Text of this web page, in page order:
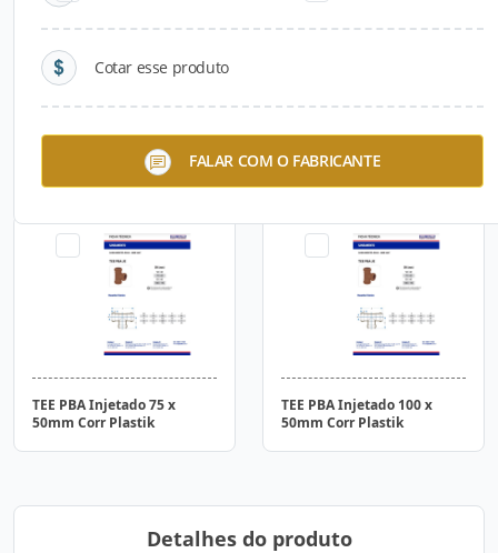
Cotar esse produto
FALAR COM O FABRICANTE
Tubo PBA Classe 15 JEI
75mm Metro Corr Plastik
75 x 50mm Corr Plastik
TEE PBA Injetado 75 x
50mm Corr Plastik
TEE PBA Injetado 100 x
50mm Corr Plastik
Detalhes do produto